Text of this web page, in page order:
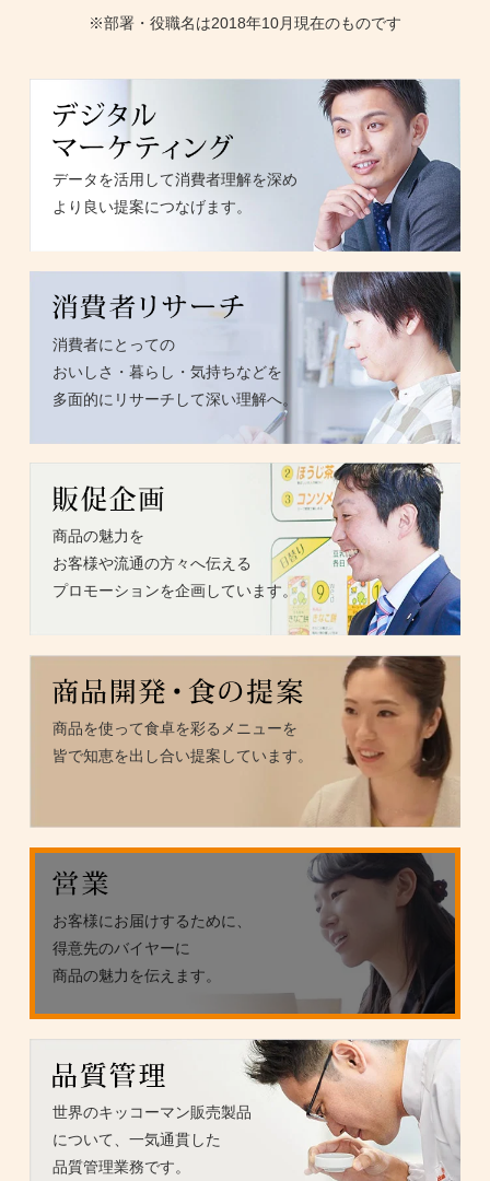
※部署・役職名は2018年10月現在のものです
データを活用して消費者理解を深め
より良い提案につなげます。
消費者にとっての
おいしさ・暮らし・気持ちなどを
多面的にリサーチして深い理解へ。
商品の魅力を
お客様や流通の方々へ伝える
プロモーションを企画しています。
商品を使って食卓を彩るメニューを
皆で知恵を出し合い提案しています。
お客様にお届けするために、
得意先のバイヤーに
商品の魅力を伝えます。
世界のキッコーマン販売製品
について、一気通貫した
品質管理業務です。